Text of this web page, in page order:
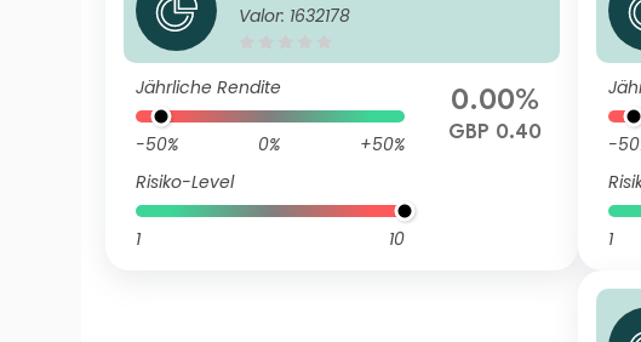
Fund Sterling A Inc
Valor: 1632178
Jährliche Rendite
-50% 0%
+50%
Risiko-Level
1 10
0.00%
GBP 0.40 -
1